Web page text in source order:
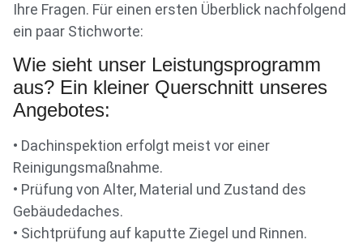
Ihre Fragen. Für einen ersten Überblick nachfolgend
ein paar Stichworte:
Wie sieht unser Leistungsprogramm
aus? Ein kleiner Querschnitt unseres
Angebotes:
• Dachinspektion erfolgt meist vor einer
Reinigungsmaßnahme.
• Prüfung von Alter, Material und Zustand des
Gebäudedaches.
• Sichtprüfung auf kaputte Ziegel und Rinnen.